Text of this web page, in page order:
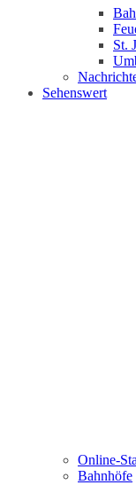
St.
Sehenswert
Online-
Bahnhöfe